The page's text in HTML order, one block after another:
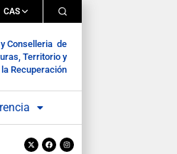
CAS
Conselleria de
Territorio y
la Recuperación
twitter